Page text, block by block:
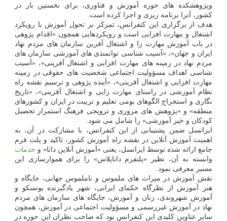
وپژوهشکده های حوزه آموزش و فناوری، برای نخستین بار در
کشور، آنرا برنامه ریزی و اجرا کرده است.
هدف از برگزاری این کنفرانس، تمرکز بر تحول آموزش با رویکرد
اشتغال و مهارت افزایی است و رویکردهایی همچون «اقدام پژوهی
در باب آموزش مهارت زا و اشتغال آفرین سازمان های مردم نهاد
ایران و جهان»، «آسیب شناسی توانمندی های آموزشی سازمان های
مردم نهاد در زمینه های مهارت افزایی و اشتغال آفرینی»، «آسیب
شناسی اهداف مسؤولیت اجتماعی شخصیت های حقوقی در زمینه
مهارت افزایی و اشتغال آفرینی»، «آینده پژوهی و ترسیم نقشه راه
نظام آموزشی در راستای مهارت زایی و اشتغال آفرینی»، «تاریخ
نگاری و استخراج الگوهای بومی تعلیم و تربیت در ایران و کشورهای
منطقه» و «پژوهش های مروری و ترویجی فرهنگ استمرار تحصیل
کودکان و خیر آموزشی» را شامل می شود.
ایرانسل ضمن پشتیبانی از این کنفرانس، با مشارکت در آن، به
اهمیت آموزش آنلاین در نقشه راه آموزش کشور، تاکید و پلت فرم
جامع ارائه شده توسط ایرانسل، یعنی «آموزش آنلاین دانا» و خدمات
وابسته به آن، نظیر «پلتفرم داناپلاس» را برای هموارسازی این
مسیر معرفی نمود.
نقش آموزش در میراث های ملموس و ناملموس جهانی، جایگاه و
هنر آموزش از نظرگاه حکمای ایرانی، شهر یادگیرنده یونسکو و
آموزش شهروندی، زنان و آموزش، جایگاه های سازمان های مردم
نهاد در آموزش غیررسمی و مسؤولیت اجتماعی در آموزش، همچون
سایر عناوین کلیدی این کنفرانس بود که صاحب نظران این حوزه در